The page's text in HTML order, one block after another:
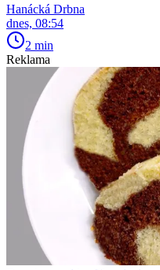
Hanácká Drbna
dnes, 08:54
2 min
Reklama